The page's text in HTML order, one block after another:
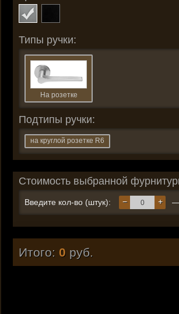
Типы ручки:
На розетке
Подтипы ручки:
на круглой розетке R6
Стоимость выбранной
Введите кол-во (штук): +
−
Итого: 0 руб.